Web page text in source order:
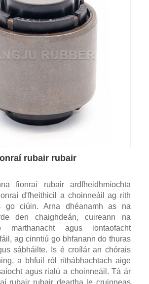
rubair rubair
fionraí rubair ardfheidhmíochta
d'fheithicil a choinneáil ag rith
go ciúin. Arna dhéanamh as na
den chaighdeán, cuireann na
marthanacht agus iontaofacht
ag cinntiú go bhfanann do thuras
sábháilte. Is é croílár an chórais
a bhfuil ról ríthábhachtach aige
agus rialú a choinneáil. Tá ár
rubair rubair deartha le cruinneas